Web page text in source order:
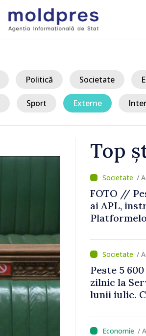
Politică Societate
Sport Externe
Top
/
FOTO //
ai APL,
/
Peste 5
zilnic la
lunii iulie.
/